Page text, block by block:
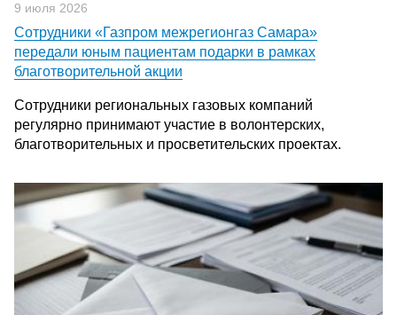
9 июля 2026
Сотрудники «Газпром межрегионгаз Самара»
передали юным пациентам подарки в рамках
благотворительной акции
Сотрудники региональных газовых компаний
регулярно принимают участие в волонтерских,
благотворительных и просветительских проектах.